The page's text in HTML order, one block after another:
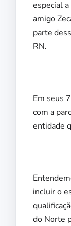
especial
amigo
parte
RN.
Em seus
com a
entidade
incluir o
do Norte